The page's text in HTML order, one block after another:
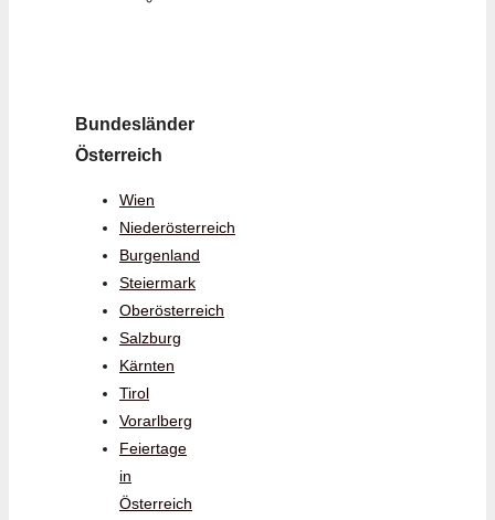
Bundesländer
Österreich
Wien
Niederösterreich
Burgenland
Steiermark
Oberösterreich
Salzburg
Kärnten
Tirol
Vorarlberg
Feiertage
in
Österreich